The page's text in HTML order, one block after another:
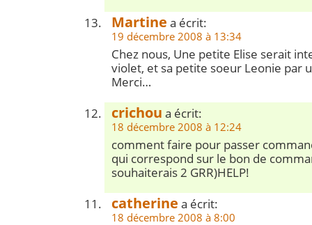
Martine a écrit:
19 décembre 2008 à 13:34
Chez nous, Une petite Elise serait
violet, et sa petite soeur Leonie par
Merci…
crichou a écrit:
18 décembre 2008 à 12:24
comment faire pour passer
qui correspond sur le bon de
souhaiterais 2 GRR)HELP!
catherine a écrit:
18 décembre 2008 à 8:00